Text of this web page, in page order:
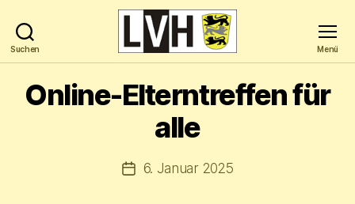
Suchen
Landesverband
Baden-
e.V.
Menü
Online-Elterntreffen für
alle
Veröffentlichungsdatum
6. Januar 2025